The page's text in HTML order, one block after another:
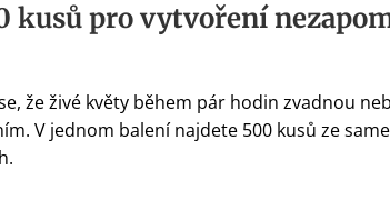
pro vytvoření
že živé květy během pár hodin zvadnou
V jednom balení najdete 500 kusů ze